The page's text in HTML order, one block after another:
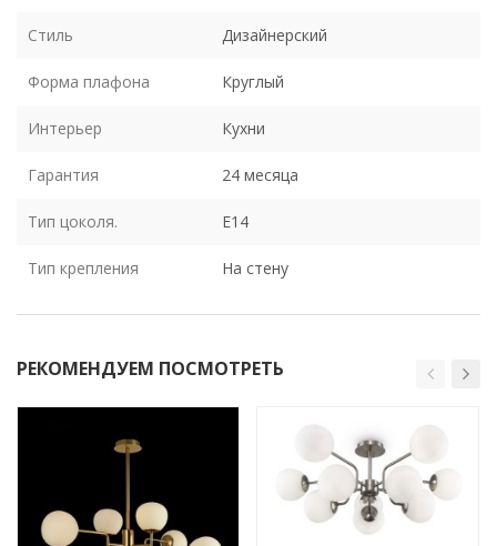
Стиль Дизайнерский
Форма плафона Круглый
Интерьер Кухни
Гарантия 24 месяца
Тип цоколя. E14
Тип крепления На стену
РЕКОМЕНДУЕМ ПОСМОТРЕТЬ